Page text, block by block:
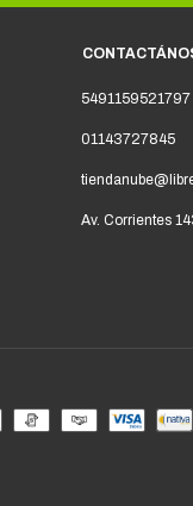
5491159521797
01143727845
Av. Corrientes